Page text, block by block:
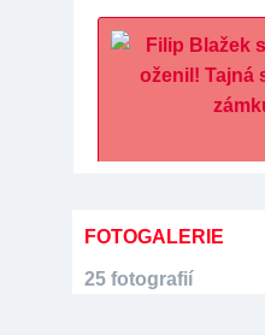
FOTOGALERIE
25 fotografií